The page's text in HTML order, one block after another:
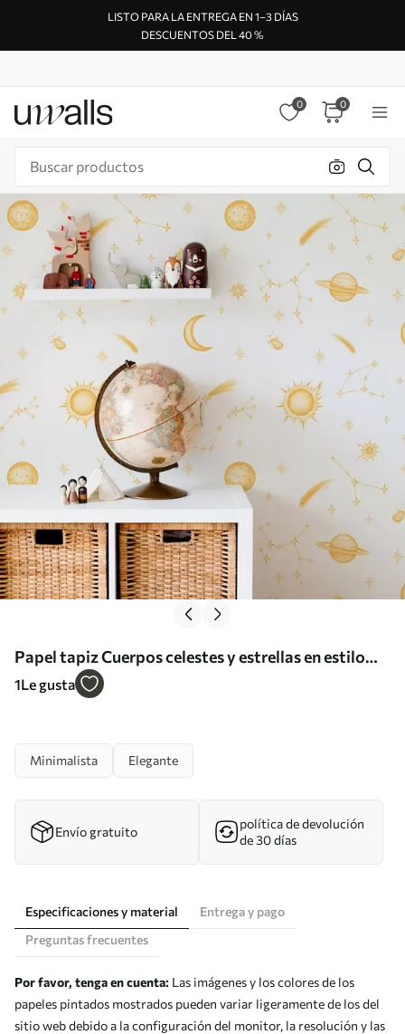
LISTO PARA LA ENTREGA EN 1–3 DÍAS
DESCUENTOS DEL 40 %
0 0
Papel tapiz Cuerpos celestes y estrellas en estilo
suave Nr. a01163
1Le gusta
Minimalista Elegante
Envío gratuito
política de devolución
de 30 días
Especificaciones y material
Entrega y pago
Preguntas frecuentes
Por favor, tenga en cuenta: Las imágenes y los colores de los
papeles pintados mostrados pueden variar ligeramente de los del
sitio web debido a la configuración del monitor, la resolución y las